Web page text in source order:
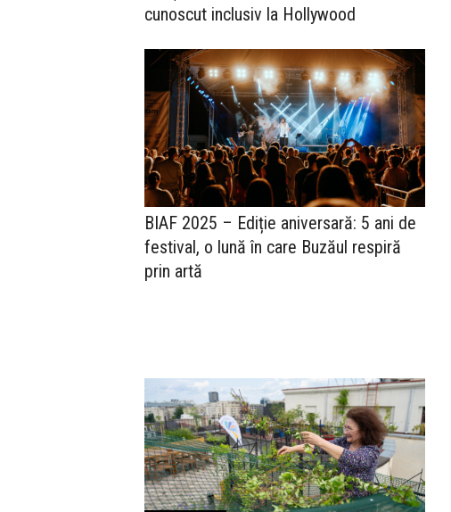
cunoscut inclusiv la Hollywood
BIAF 2025 – Ediție aniversară: 5 ani de
festival, o lună în care Buzăul respiră
prin artă